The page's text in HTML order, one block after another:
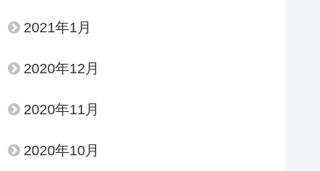
2021年1月
2020年12月
2020年11月
2020年10月